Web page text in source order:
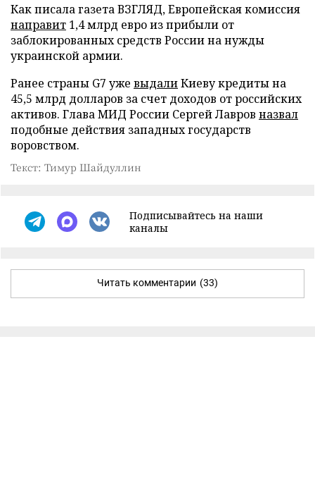
Как писала газета ВЗГЛЯД, Европейская комиссия
направит 1,4 млрд евро из прибыли от
заблокированных средств России на нужды
украинской армии.
Ранее страны G7 уже выдалиКиеву кредиты на
45,5 млрд долларов за счет доходов от российских
активов. Глава МИД России Сергей Лавров назвал
подобные действия западных государств
воровством.
Текст: Тимур Шайдуллин
Подписывайтесь на наши
каналы
Читать комментарии (33)